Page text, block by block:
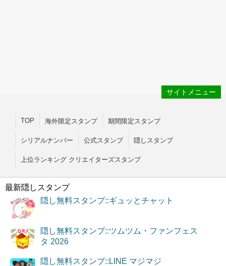
サイトメニュー
TOP 海外限定スタンプ 期間限定スタンプ
シリアルナンバー 公式スタンプ 隠しスタンプ
上位ランキング クリエイターズスタンプ
最新隠しスタンプ
隠し無料スタンプ::ギュッとチャット
隠し無料スタンプ::ツムツム・ファンフェス
タ 2026
隠し無料スタンプ::LINE マジマジ